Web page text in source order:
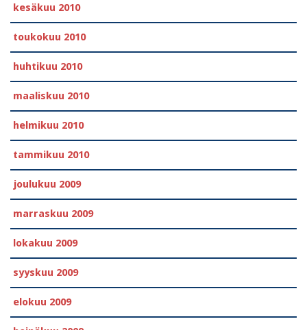
kesäkuu 2010
toukokuu 2010
huhtikuu 2010
maaliskuu 2010
helmikuu 2010
tammikuu 2010
joulukuu 2009
marraskuu 2009
lokakuu 2009
syyskuu 2009
elokuu 2009